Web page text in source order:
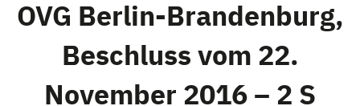
OVG Berlin-Brandenburg,
Beschluss vom 22.
November 2016 – 2 S